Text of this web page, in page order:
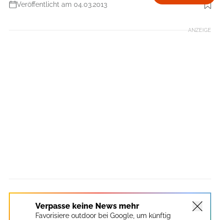
Veröffentlicht am 04.03.2013
Foto: Hersteller
ANZEIGE
Verpasse keine News mehr
Favorisiere outdoor bei Google, um künftig